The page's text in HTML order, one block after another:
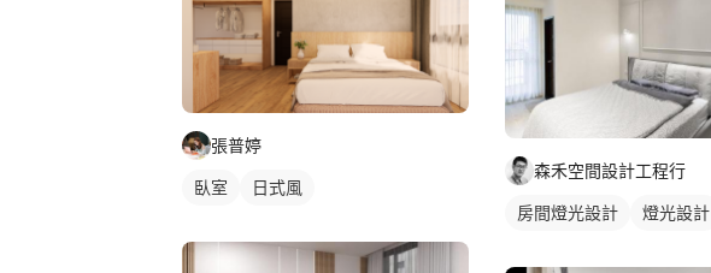
張普婷
臥室 日式風
森禾空間設計工程行
房間燈光設計 燈光設計